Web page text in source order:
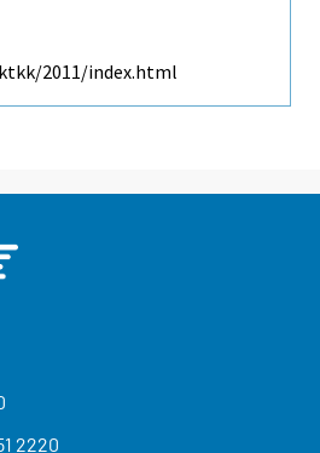
2011/index.html
2220